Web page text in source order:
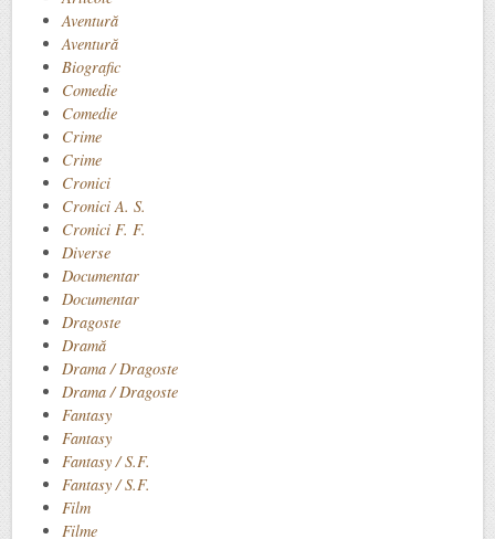
Aventură
Aventură
Biografic
Comedie
Comedie
Crime
Crime
Cronici
Cronici A. S.
Cronici F. F.
Diverse
Documentar
Documentar
Dragoste
Dramă
Drama / Dragoste
Drama / Dragoste
Fantasy
Fantasy
Fantasy / S.F.
Fantasy / S.F.
Film
Filme